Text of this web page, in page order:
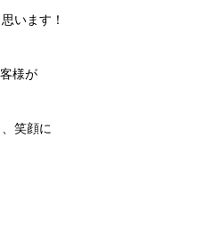
います！
様が
笑顔に